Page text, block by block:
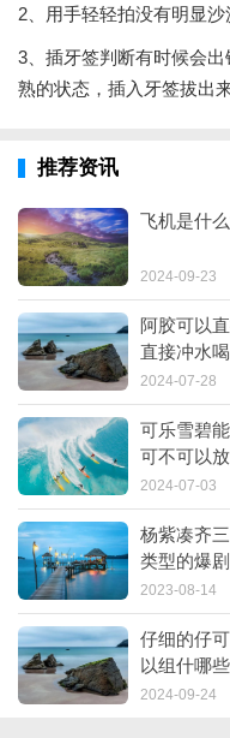
2、用手轻轻拍没有明显沙
3、插牙签判断有时候会
熟的状态，插入牙签拔出
推荐资讯
飞机是什
2024-09-23
阿胶可以
直接冲水喝
2024-07-28
可乐雪碧
可不可以
2024-07-03
杨紫凑齐
类型的爆
2023-08-14
仔细的仔
以组什哪
2024-09-24